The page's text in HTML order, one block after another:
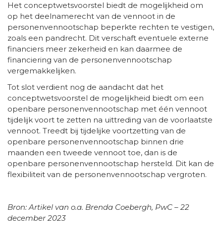
Het conceptwetsvoorstel biedt de mogelijkheid om
op het deelnamerecht van de vennoot in de
personenvennootschap beperkte rechten te vestigen,
zoals een pandrecht. Dit verschaft eventuele externe
financiers meer zekerheid en kan daarmee de
financiering van de personenvennootschap
vergemakkelijken.
Tot slot verdient nog de aandacht dat het
conceptwetsvoorstel de mogelijkheid biedt om een
openbare personenvennootschap met één vennoot
tijdelijk voort te zetten na uittreding van de voorlaatste
vennoot. Treedt bij tijdelijke voortzetting van de
openbare personenvennootschap binnen drie
maanden een tweede vennoot toe, dan is de
openbare personenvennootschap hersteld. Dit kan de
flexibiliteit van de personenvennootschap vergroten.
Bron: Artikel van o.a. Brenda Coebergh, PwC – 22
december 2023